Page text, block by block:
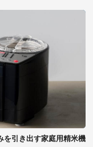
を引き出す家庭用精米機